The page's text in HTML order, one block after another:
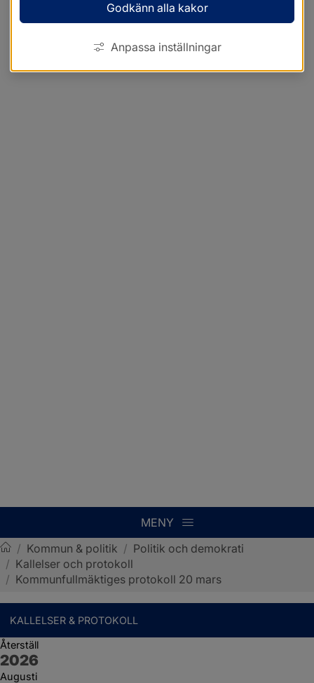
MENY
Sotenäs kommun
/ Kommun & politik / Politik och demokrati
/ Kallelser och protokoll
/ Kommunfullmäktiges protokoll 20 mars
KALLELSER & PROTOKOLL
Återställ
År:
2026
Augusti
Godkänn alla kakor
Anpassa inställningar